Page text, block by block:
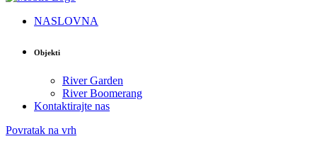
NASLOVNA
Objekti
River Garden
River Boomerang
Kontaktirajte nas
Povratak na vrh